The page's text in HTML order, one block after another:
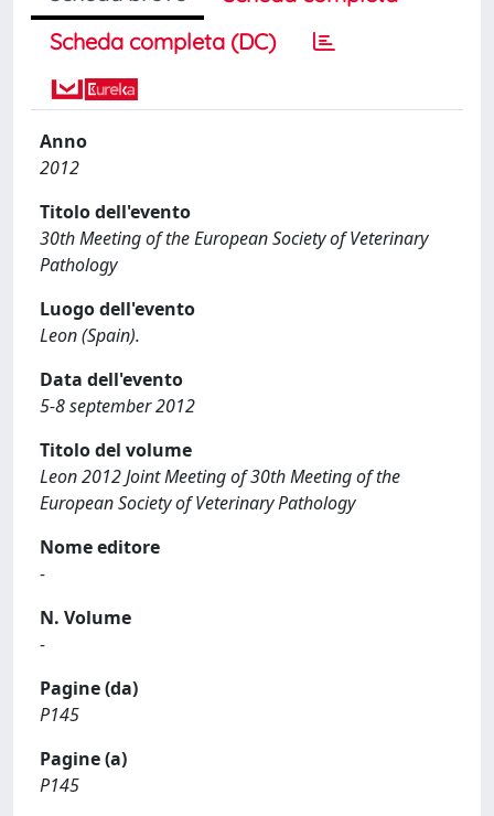
Scheda completa (DC)
Anno
2012
Titolo dell'evento
30th Meeting of the European Society of Veterinary
Pathology
Luogo dell'evento
Leon (Spain).
Data dell'evento
5-8 september 2012
Titolo del volume
Leon 2012 Joint Meeting of 30th Meeting of the
European Society of Veterinary Pathology
Nome editore
-
N. Volume
-
Pagine (da)
P145
Pagine (a)
P145